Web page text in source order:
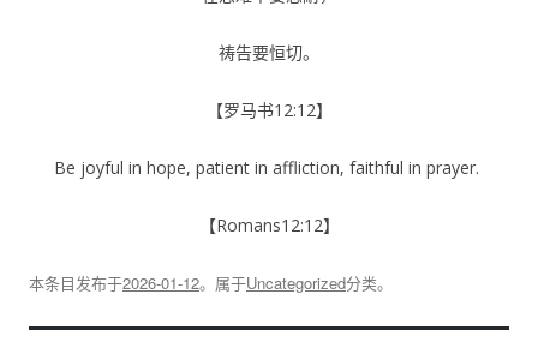
祷告要恒切。
【罗马书12:12】
Be joyful in hope, patient in affliction, faithful in prayer.
【Romans12:12】
本条目发布于2026-01-12。属于Uncategorized分类。